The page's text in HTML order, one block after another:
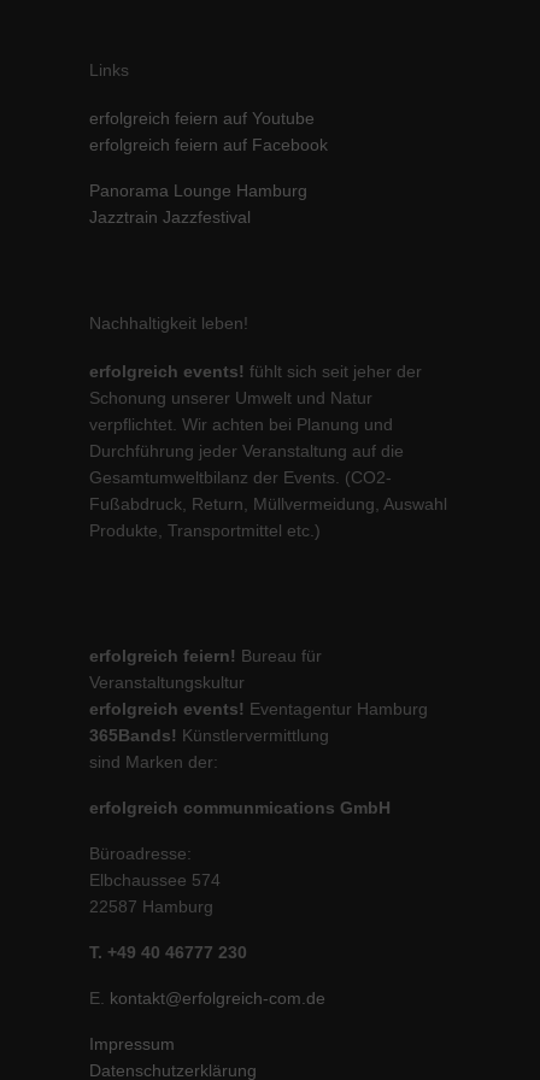
Links
erfolgreich feiern auf Youtube
erfolgreich feiern auf Facebook
Panorama Lounge Hamburg
Jazztrain Jazzfestival
Nachhaltigkeit leben!
erfolgreich events! fühlt sich seit jeher der
Schonung unserer Umwelt und Natur
verpflichtet. Wir achten bei Planung und
Durchführung jeder Veranstaltung auf die
Gesamtumweltbilanz der Events. (CO2-
Fußabdruck, Return, Müllvermeidung, Auswahl
Produkte, Transportmittel etc.)
erfolgreich feiern! Bureau für
Veranstaltungskultur
erfolgreich events! Eventagentur Hamburg
365Bands! Künstlervermittlung
sind Marken der:
erfolgreich communmications GmbH
Büroadresse:
Elbchaussee 574
22587 Hamburg
T. +49 40 46777 230
E. kontakt@erfolgreich-com.de
Impressum
Datenschutzerklärung
werden, bedarf der Zugriff auf diese Inhalte keiner manuellen Einwilligung
Cookie-Informationen anzeigen